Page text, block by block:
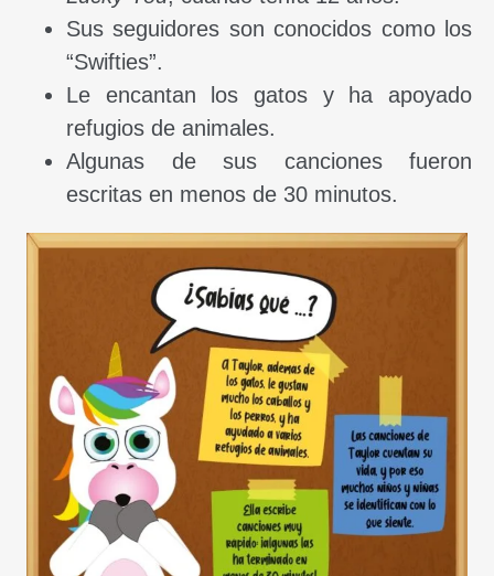
Sus seguidores son conocidos como los
“Swifties”.
Le encantan los gatos y ha apoyado
refugios de animales.
Algunas de sus canciones fueron
escritas en menos de 30 minutos.